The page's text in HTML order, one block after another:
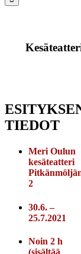
TIEDOT
Meri Oulun
kesäteatteri
2
30.6. –
25.7.2021
Noin 2 h
(sisältää